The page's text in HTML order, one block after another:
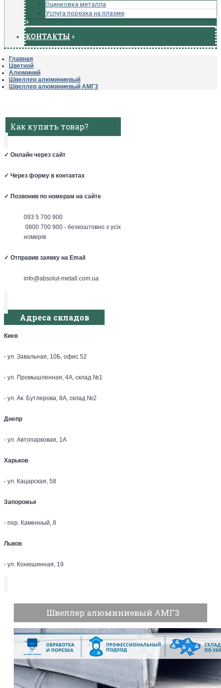
Оцинковка металла
Услуга порезка на плазме
+
КОНТАКТЫ +
Главная
Цветной
Алюминий
Швеллер алюминиевый
Швеллер алюминиевый АМГ3
Как купить товар?
✓ Онлайн через сайт
✓ Через форму в контактах
✓ Позвонив по номерам на сайте
093 5 700 900
0800 700 900 - безкоштовно з усіх
номерів
✓ Отправив заявку на Email
info@absolut-metall.com.ua
Адреса складов
Киев
- ул. Завальная, 10Б, офис 52
- ул. Промышленная, 4А, склад №1
- ул. Ак. Бутлерова, 8А, склад №2
Днепр
- ул. Автопарковая, 1А
Харьков
- ул. Кацарская, 58
Запорожье
- пер. Каменный, 8
Львов
- ул. Конюшинная, 19
Швеллер алюминиевый АМГ3